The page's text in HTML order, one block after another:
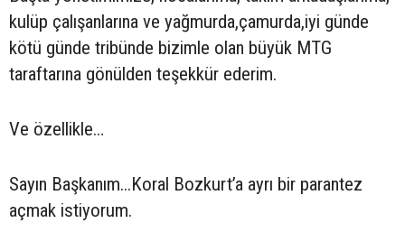
kulüp çalışanlarına ve yağmurda,çamurda,iyi günde
kötü günde tribünde bizimle olan büyük MTG
taraftarına gönülden teşekkür ederim.
Ve özellikle…
Sayın Başkanım...Koral Bozkurt’a ayrı bir parantez
açmak istiyorum.